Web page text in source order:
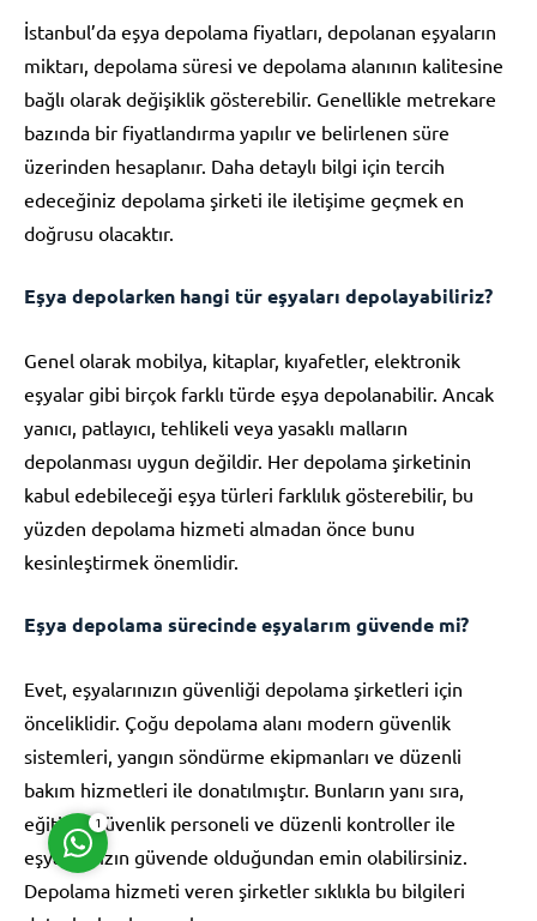
İstanbul’da eşya depolama fiyatları, depolanan eşyaların
miktarı, depolama süresi ve depolama alanının kalitesine
bağlı olarak değişiklik gösterebilir. Genellikle metrekare
bazında bir fiyatlandırma yapılır ve belirlenen süre
üzerinden hesaplanır. Daha detaylı bilgi için tercih
edeceğiniz depolama şirketi ile iletişime geçmek en
doğrusu olacaktır.
Eşya depolarken hangi tür eşyaları depolayabiliriz?
Genel olarak mobilya, kitaplar, kıyafetler, elektronik
eşyalar gibi birçok farklı türde eşya depolanabilir. Ancak
yanıcı, patlayıcı, tehlikeli veya yasaklı malların
depolanması uygun değildir. Her depolama şirketinin
kabul edebileceği eşya türleri farklılık gösterebilir, bu
yüzden depolama hizmeti almadan önce bunu
kesinleştirmek önemlidir.
Eşya depolama sürecinde eşyalarım güvende mi?
Evet, eşyalarınızın güvenliği depolama şirketleri için
önceliklidir. Çoğu depolama alanı modern güvenlik
sistemleri, yangın söndürme ekipmanları ve düzenli
bakım hizmetleri ile donatılmıştır. Bunların yanı sıra,
eğitimli güvenlik personeli ve düzenli kontroller ile
eşyalarınızın güvende olduğundan emin olabilirsiniz.
Depolama hizmeti veren şirketler sıklıkla bu bilgileri
Müşteri Temsilcisi
1